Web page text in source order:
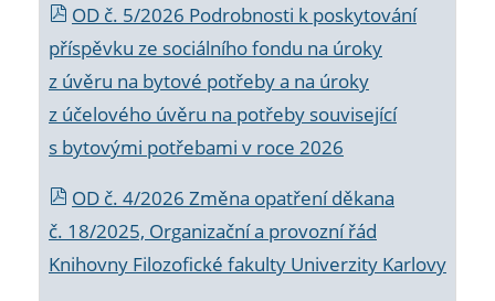
OD č. 5/2026 Podrobnosti k poskytování
příspěvku ze sociálního fondu na úroky
z úvěru na bytové potřeby a na úroky
z účelového úvěru na potřeby související
s bytovými potřebami v roce 2026
OD č. 4/2026 Změna opatření děkana
č. 18/2025, Organizační a provozní řád
Knihovny Filozofické fakulty Univerzity Karlovy